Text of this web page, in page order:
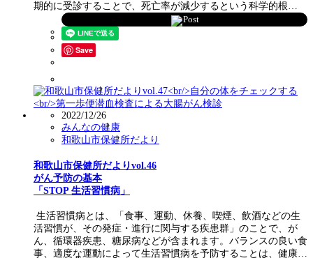
期的に受診することで、死亡率が減少するという科学的根…
Post
Save
2022/12/26
みんなの健康
和歌山市保健所だより
和歌山市保健所だよりvol.46
がん予防の基本
「STOP 生活習慣病」
生活習慣病とは、「食事、運動、休養、喫煙、飲酒などの生
活習慣が、その発症・進行に関与する疾患群」のことで、が
ん、循環器疾患、糖尿病などが含まれます。バランスの良い食
事、適度な運動によって生活習慣病を予防することは、健康…